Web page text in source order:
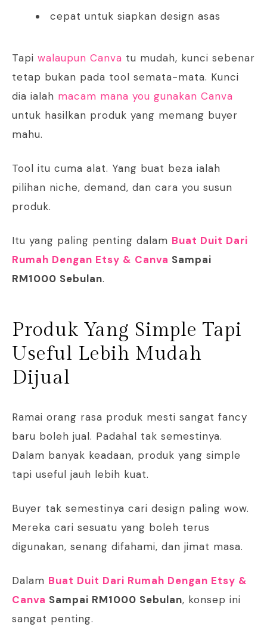
cepat untuk siapkan design asas
Tapi walaupun Canva tu mudah, kunci sebenar
tetap bukan pada tool semata-mata. Kunci
dia ialah macam mana you gunakan Canva
untuk hasilkan produk yang memang buyer
mahu.
Tool itu cuma alat. Yang buat beza ialah
pilihan niche, demand, dan cara you susun
produk.
Itu yang paling penting dalam Buat Duit Dari
Rumah Dengan Etsy & Canva Sampai
RM1000 Sebulan.
Produk Yang Simple Tapi
Useful Lebih Mudah
Dijual
Ramai orang rasa produk mesti sangat fancy
baru boleh jual. Padahal tak semestinya.
Dalam banyak keadaan, produk yang simple
tapi useful jauh lebih kuat.
Buyer tak semestinya cari design paling wow.
Mereka cari sesuatu yang boleh terus
digunakan, senang difahami, dan jimat masa.
Dalam Buat Duit Dari Rumah Dengan Etsy &
Canva Sampai RM1000 Sebulan, konsep ini
sangat penting.